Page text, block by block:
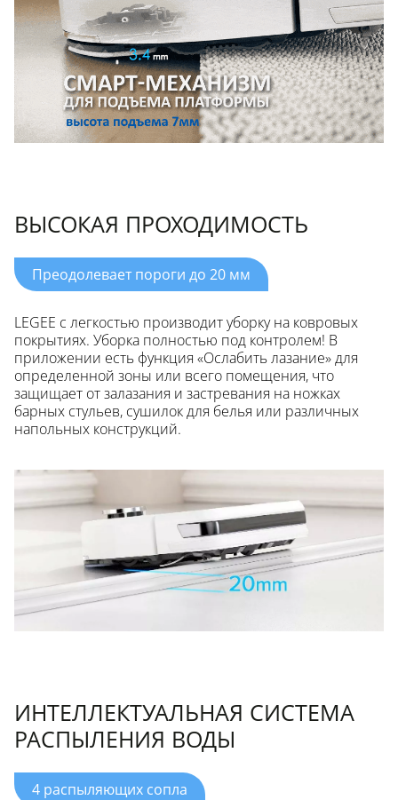
ВЫСОКАЯ ПРОХОДИМОСТЬ
Преодолевает пороги до 20 мм
LEGEE с легкостью производит уборку на ковровых
покрытиях. Уборка полностью под контролем! В
приложении есть функция «Ослабить лазание» для
определенной зоны или всего помещения, что
защищает от залазания и застревания на ножках
барных стульев, сушилок для белья или различных
напольных конструкций.
ИНТЕЛЛЕКТУАЛЬНАЯ СИСТЕМА
РАСПЫЛЕНИЯ ВОДЫ
4 распыляющих сопла